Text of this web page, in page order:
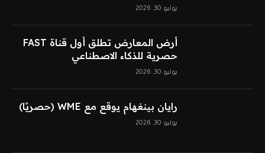
يوليو 30, 2026
أرض المعارض تطلق أول قناة FAST
حصرية للذكاء الاصطناعي
يوليو 30, 2026
رايان بينغهام يوقع مع WME (حصريًا)
يوليو 30, 2026